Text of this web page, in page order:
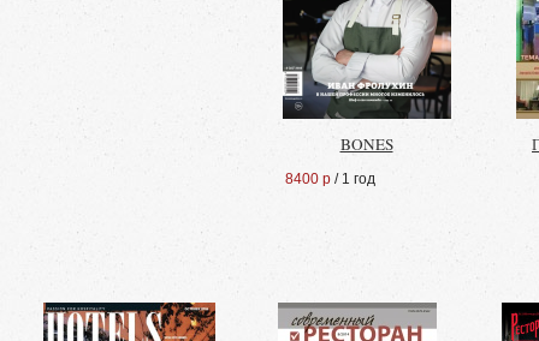
BONES
8400 р / 1 год